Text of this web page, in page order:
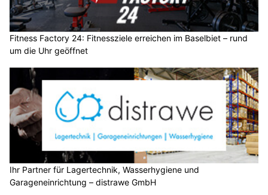
Fitness Factory 24: Fitnessziele erreichen im Baselbiet – rund
um die Uhr geöffnet
Ihr Partner für Lagertechnik, Wasserhygiene und
Garageneinrichtung – distrawe GmbH